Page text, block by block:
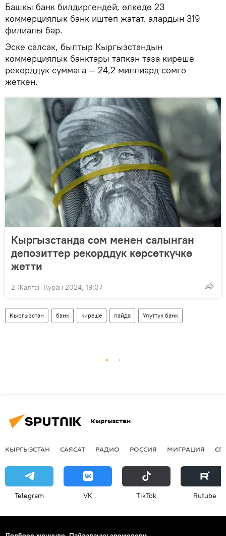
Башкы банк билдиргендей, өлкөдө 23
коммерциялык банк иштеп жатат, алардын 319
филиалы бар.
Эске салсак, былтыр Кыргызстандын
коммерциялык банктары тапкан таза киреше
рекорддук суммага — 24,2 миллиард сомго
жеткен.
Кыргызстанда сом менен салынган
депозиттер рекорддук көрсөткүчкө
жетти
2 Жалган Куран 2024, 19:07
Кыргызстан банк киреше пайда Улуттук банк
Кыргызстан
КЫРГЫЗСТАН САЯСАТ РАДИО РОССИЯ МИГРАЦИЯ
Telegram VK ТikТоk Rutube